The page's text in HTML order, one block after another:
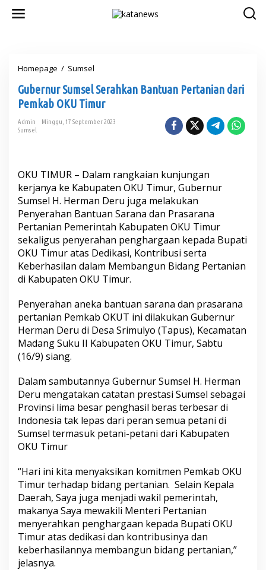
Homepage / Sumsel
b
e
r
n
m
s
e
l
S
e
r
a
k
a
B
a
n
t
u
P
r
t
a
n
d
a
r
i
P
e
m
k
Gubernur Sumsel Serahkan Bantuan Pertanian dari
Pemkab OKU Timur
Admin
Minggu, 17 September 2023
Sumsel
OKU TIMUR – Dalam rangkaian kunjungan
kerjanya ke Kabupaten OKU Timur, Gubernur
Sumsel H. Herman Deru juga melakukan
Penyerahan Bantuan Sarana dan Prasarana
Pertanian Pemerintah Kabupaten OKU Timur
sekaligus penyerahan penghargaan kepada Bupati
OKU Timur atas Dedikasi, Kontribusi serta
Keberhasilan dalam Membangun Bidang Pertanian
di Kabupaten OKU Timur.
Penyerahan aneka bantuan sarana dan prasarana
pertanian Pemkab OKUT ini dilakukan Gubernur
Herman Deru di Desa Srimulyo (Tapus), Kecamatan
Madang Suku II Kabupaten OKU Timur, Sabtu
(16/9) siang.
Dalam sambutannya Gubernur Sumsel H. Herman
Deru mengatakan catatan prestasi Sumsel sebagai
Provinsi lima besar penghasil beras terbesar di
Indonesia tak lepas dari peran semua petani di
Sumsel termasuk petani-petani dari Kabupaten
OKU Timur
“Hari ini kita menyaksikan komitmen Pemkab OKU
Timur terhadap bidang pertanian. Selain Kepala
Daerah, Saya juga menjadi wakil pemerintah,
makanya Saya mewakili Menteri Pertanian
menyerahkan penghargaan kepada Bupati OKU
Timur atas dedikasi dan kontribusinya dan
keberhasilannya membangun bidang pertanian,”
jelasnya.